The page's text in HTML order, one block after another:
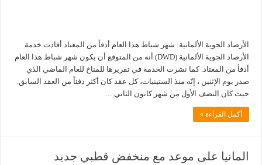
الأرصاد الجوية الألمانية: شهر شباط هذا العام أدفأ من المعتاد أفادت خدمة
الأرصاد الجوية الألمانية (DWD) أنه من المتوقع أن يكون شهر شباط هذا العام
أدفأ من المعتاد. كما نشرت الخدمة في تقريرها للمناخ للعام الماضي الذي
صدر يوم الإثنين ، إنّه منذ الستينيات، كل عقد كان أكثر دفئاً من العقد السابق.
حيث كان النصف الأول من شهر كانون الثاني …
أكمل القراءة »
المانيا على موعد مع منخفض قطبي جديد